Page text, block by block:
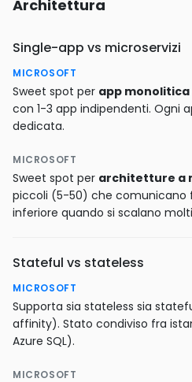
Architettura
Single-app vs microservizi
MICROSOFT
Sweet spot per app monolitica
con 1-3 app indipendenti. Ogni
dedicata.
MICROSOFT
Sweet spot per architetture a
piccoli (5-50) che comunicano
inferiore quando si scalano
Stateful vs stateless
MICROSOFT
Supporta sia stateless sia
affinity). Stato condiviso fra
Azure SQL).
MICROSOFT